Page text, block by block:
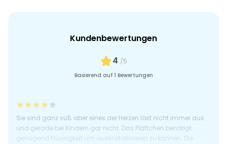
Kundenbewertungen
4 /5
Basierend auf 1 Bewertungen
Sie sind ganz süß aber eines der Herzen löst nicht immer aus
und gerade bei Kindern gar nicht. Das Plättchen benötigt
genügend Flüssigkeit um auskristallisieren zu können. Die